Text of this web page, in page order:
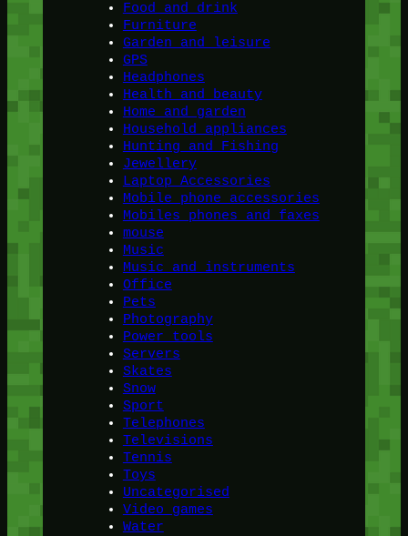
Food and drink
Furniture
Garden and leisure
GPS
Headphones
Health and beauty
Home and garden
Household appliances
Hunting and Fishing
Jewellery
Laptop Accessories
Mobile phone accessories
Mobiles phones and faxes
mouse
Music
Music and instruments
Office
Pets
Photography
Power tools
Servers
Skates
Snow
Sport
Telephones
Televisions
Tennis
Toys
Uncategorised
Video games
Water